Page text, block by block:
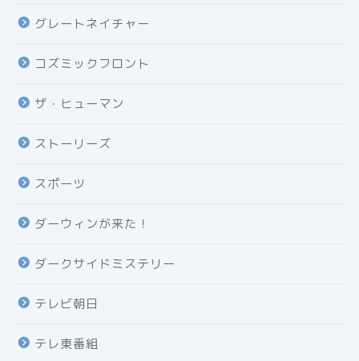
グレートネイチャー
コズミックフロント
ザ・ヒューマン
ストーリーズ
スポーツ
ダーウィンが来た！
ダークサイドミステリー
テレビ朝日
テレ東番組